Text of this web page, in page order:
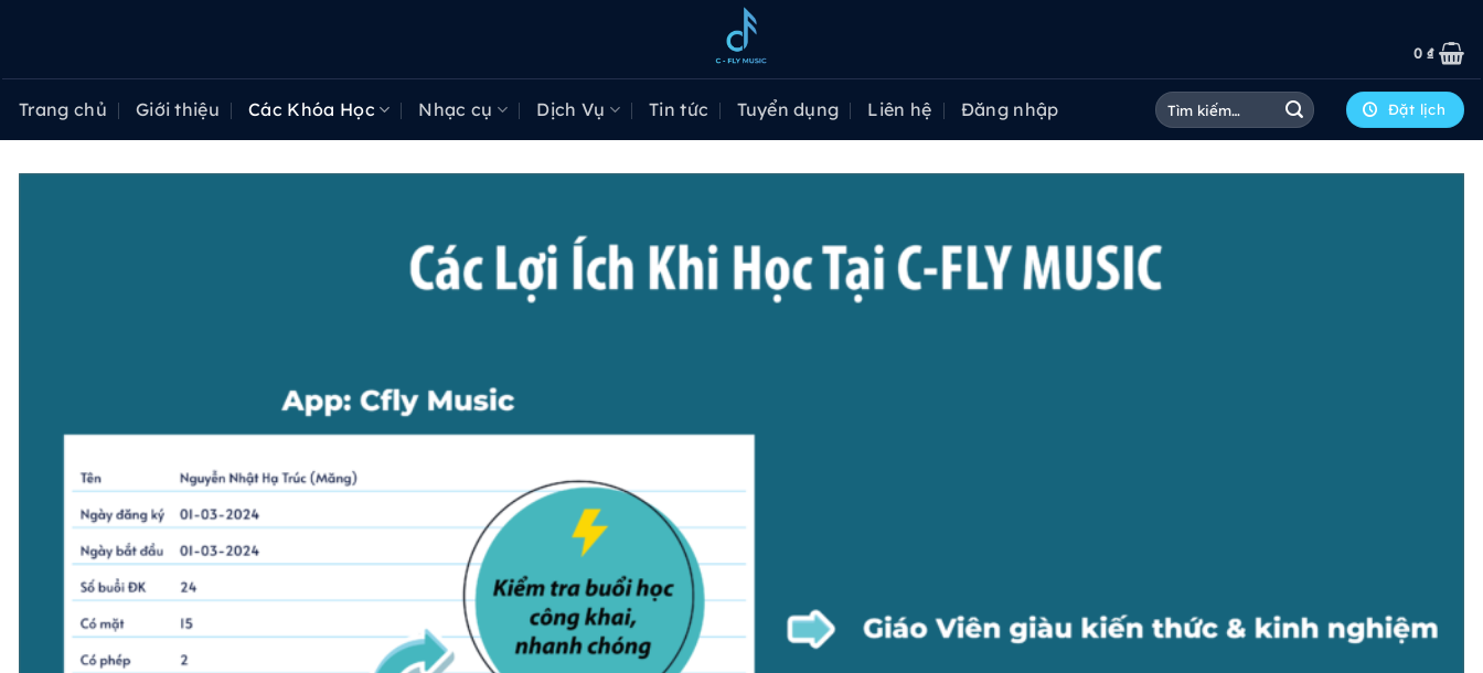
0 ₫
Trang chủ Giới thiệu Các Khóa Học Nhạc cụ Dịch Vụ Tin tức Tuyển dụng Liên hệ Đăng nhập
Tìm
kiếm:
Đặt lịch